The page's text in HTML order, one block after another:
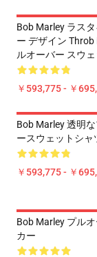
Bob Marley ラス
ー デザイン Throb
ルオーバー スウ
￥593,775 - ￥
Bob Marley 透明
ースウェットシャ
￥593,775 - ￥
Bob Marley プル
カー